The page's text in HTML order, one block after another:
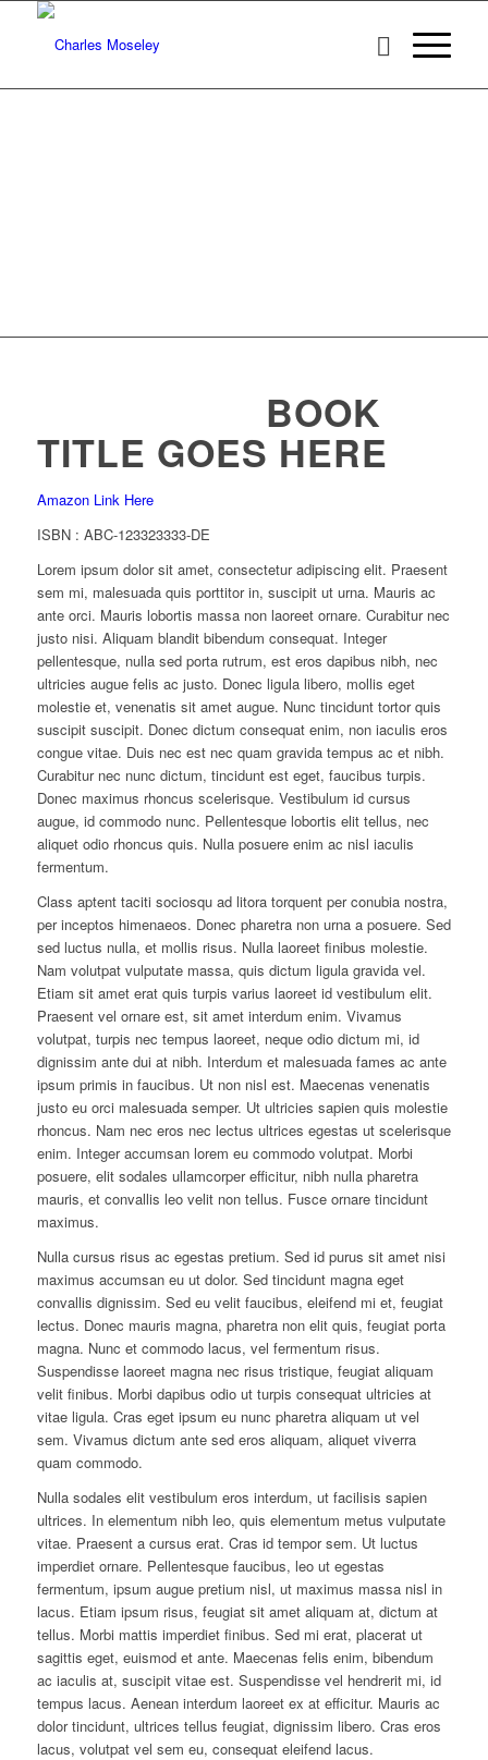
BOOK
TITLE GOES HERE
Amazon Link Here
ISBN : ABC-123323333-DE
Lorem ipsum dolor sit amet, consectetur adipiscing elit. Praesent
sem mi, malesuada quis porttitor in, suscipit ut urna. Mauris ac
ante orci. Mauris lobortis massa non laoreet ornare. Curabitur nec
justo nisi. Aliquam blandit bibendum consequat. Integer
pellentesque, nulla sed porta rutrum, est eros dapibus nibh, nec
ultricies augue felis ac justo. Donec ligula libero, mollis eget
molestie et, venenatis sit amet augue. Nunc tincidunt tortor quis
suscipit suscipit. Donec dictum consequat enim, non iaculis eros
congue vitae. Duis nec est nec quam gravida tempus ac et nibh.
Curabitur nec nunc dictum, tincidunt est eget, faucibus turpis.
Donec maximus rhoncus scelerisque. Vestibulum id cursus
augue, id commodo nunc. Pellentesque lobortis elit tellus, nec
aliquet odio rhoncus quis. Nulla posuere enim ac nisl iaculis
fermentum.
Class aptent taciti sociosqu ad litora torquent per conubia nostra,
per inceptos himenaeos. Donec pharetra non urna a posuere. Sed
sed luctus nulla, et mollis risus. Nulla laoreet finibus molestie.
Nam volutpat vulputate massa, quis dictum ligula gravida vel.
Etiam sit amet erat quis turpis varius laoreet id vestibulum elit.
Praesent vel ornare est, sit amet interdum enim. Vivamus
volutpat, turpis nec tempus laoreet, neque odio dictum mi, id
dignissim ante dui at nibh. Interdum et malesuada fames ac ante
ipsum primis in faucibus. Ut non nisl est. Maecenas venenatis
justo eu orci malesuada semper. Ut ultricies sapien quis molestie
rhoncus. Nam nec eros nec lectus ultrices egestas ut scelerisque
enim. Integer accumsan lorem eu commodo volutpat. Morbi
posuere, elit sodales ullamcorper efficitur, nibh nulla pharetra
mauris, et convallis leo velit non tellus. Fusce ornare tincidunt
maximus.
Nulla cursus risus ac egestas pretium. Sed id purus sit amet nisi
maximus accumsan eu ut dolor. Sed tincidunt magna eget
convallis dignissim. Sed eu velit faucibus, eleifend mi et, feugiat
lectus. Donec mauris magna, pharetra non elit quis, feugiat porta
magna. Nunc et commodo lacus, vel fermentum risus.
Suspendisse laoreet magna nec risus tristique, feugiat aliquam
velit finibus. Morbi dapibus odio ut turpis consequat ultricies at
vitae ligula. Cras eget ipsum eu nunc pharetra aliquam ut vel
sem. Vivamus dictum ante sed eros aliquam, aliquet viverra
quam commodo.
Nulla sodales elit vestibulum eros interdum, ut facilisis sapien
ultrices. In elementum nibh leo, quis elementum metus vulputate
vitae. Praesent a cursus erat. Cras id tempor sem. Ut luctus
imperdiet ornare. Pellentesque faucibus, leo ut egestas
fermentum, ipsum augue pretium nisl, ut maximus massa nisl in
lacus. Etiam ipsum risus, feugiat sit amet aliquam at, dictum at
tellus. Morbi mattis imperdiet finibus. Sed mi erat, placerat ut
sagittis eget, euismod et ante. Maecenas felis enim, bibendum
ac iaculis at, suscipit vitae est. Suspendisse vel hendrerit mi, id
tempus lacus. Aenean interdum laoreet ex at efficitur. Mauris ac
dolor tincidunt, ultrices tellus feugiat, dignissim libero. Cras eros
lacus, volutpat vel sem eu, consequat eleifend lacus.